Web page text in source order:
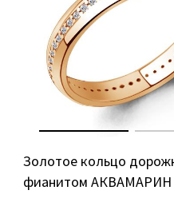
Золотое кольцо
фианитом АКВАМАРИН